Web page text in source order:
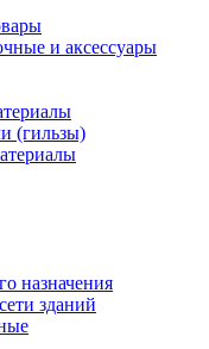
и аксессуары
(гильзы)
назначения
зданий